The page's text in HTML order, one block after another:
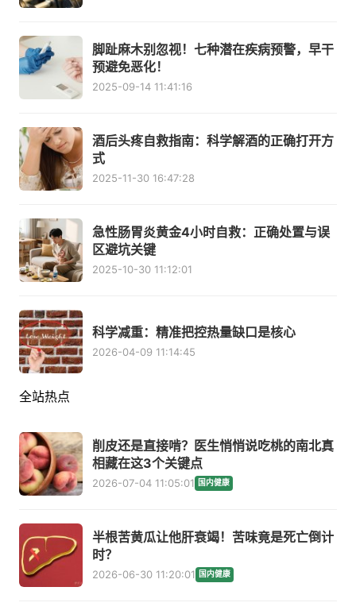
脚趾麻木别忽视！七种潜在疾病预警，早干
预避免恶化！
2025-09-14 11:41:16
酒后头疼自救指南：科学解酒的正确打开方
式
2025-11-30 16:47:28
急性肠胃炎黄金4小时自救：正确处置与误
区避坑关键
2025-10-30 11:12:01
科学减重：精准把控热量缺口是核心
2026-04-09 11:14:45
全站热点
削皮还是直接啃？医生悄悄说吃桃的南北真
相藏在这3个关键点
2026-07-04 11:05:01 国内健康
半根苦黄瓜让他肝衰竭！苦味竟是死亡倒计
时？
2026-06-30 11:20:01 国内健康